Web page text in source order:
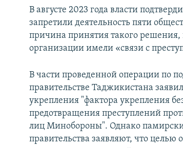
В августе 2023 года власти
запретили деятельность пяти
причина принятия такого решения,
организации имели «связи с
В части проведенной операции по
правительстве Таджикистана
укрепления "фактора укрепления
предотвращения преступлений
лиц Минобороны". Однако
правительства заявляют, что